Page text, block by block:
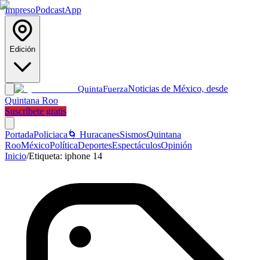
ImpresoPodcastApp
Edición
QuintaFuerzaNoticias de México, desde
Quintana Roo
Suscríbete gratis
PortadaPoliciaca 🌀 HuracanesSismosQuintana
RooMéxicoPolíticaDeportesEspectáculosOpinión
Inicio/Etiqueta: iphone 14